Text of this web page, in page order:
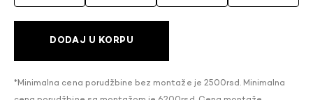
DODAJ U KORPU
*Minimalna cena porudžbine bez montaže je 2500rsd. Minimalna